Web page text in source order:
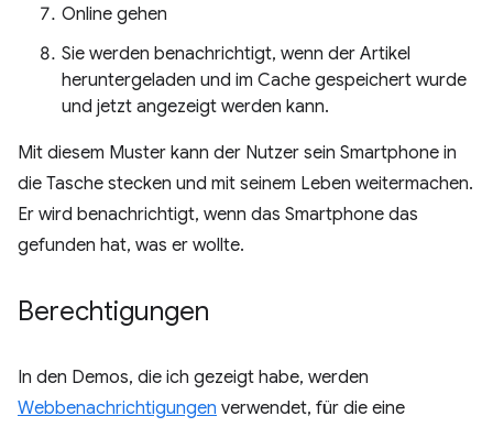
Online gehen
Sie werden benachrichtigt, wenn der Artikel
heruntergeladen und im Cache gespeichert wurde
und jetzt angezeigt werden kann.
Mit diesem Muster kann der Nutzer sein Smartphone in
die Tasche stecken und mit seinem Leben weitermachen.
Er wird benachrichtigt, wenn das Smartphone das
gefunden hat, was er wollte.
Berechtigungen
In den Demos, die ich gezeigt habe, werden
Webbenachrichtigungen verwendet, für die eine